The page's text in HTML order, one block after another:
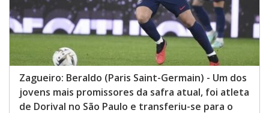
Zagueiro: Beraldo (Paris Saint-Germain) - Um dos
jovens mais promissores da safra atual, foi atleta
de Dorival no São Paulo e transferiu-se para o